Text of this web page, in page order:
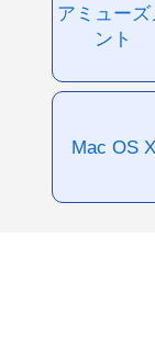
アミューズ
ント
Mac OS X